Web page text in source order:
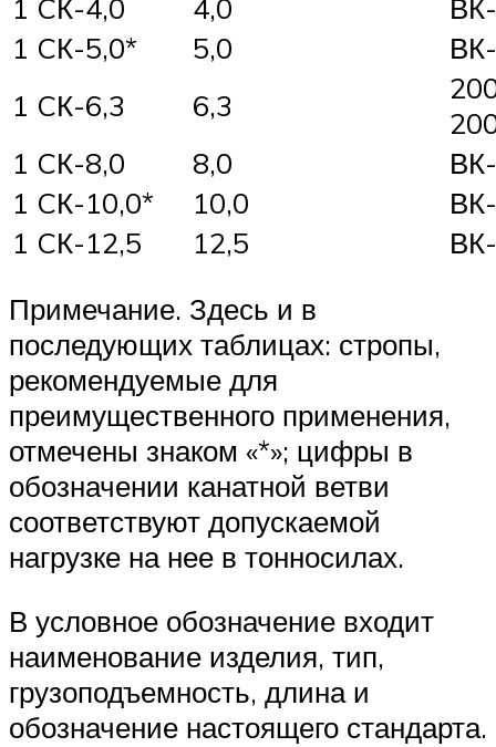
1 CК-4,0
4,0
1 CК-5,0*
5,0
1 CК-6,3
6,3
1 CК-8,0
8,0
1 CК-10,0*
10,0
1 CК-12,5
12,5
Примечание. Здесь и в
последующих таблицах: стропы,
рекомендуемые для
преимущественного применения,
отмечены знаком «*»; цифры в
обозначении канатной ветви
соответствуют допускаемой
нагрузке на нее в тонносилах.
В условное обозначение входит
наименование изделия, тип,
грузоподъемность, длина и
обозначение настоящего стандарта.